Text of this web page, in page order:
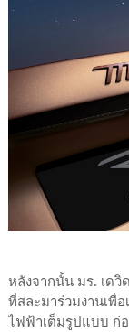
หลังจากนั้น มร. เด
ที่สละมาร่วมงานเพื่
ไฟฟ้าเต็มรูปแบบ ก่